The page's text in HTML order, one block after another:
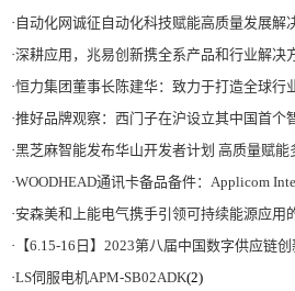
· 自动化网诚征自动化科技赋能高质量发展解
·深耕应用，兆易创新携全系产品和行业解决
·恒力集团董事长陈建华：致力于打造全球行业标杆，为国家的经济高质量发展贡献
·推好品牌观察：西门子在沪设立其中国首个
·黑芝麻智能发布华山开发者计划 高质量赋能
·WOODHEAD通讯卡备品备件：Applicom International
·安森美和上能电气携手引领可持续能源应用的发展 两家公司合作开发高性能储
· 【6.15-16日】2023第八届中国数字供应链
·LS伺服电机APM-SB02ADK(2)